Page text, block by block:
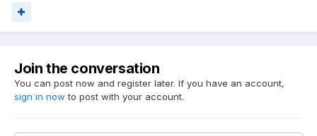
Join the conversation
You can post now and register later. If you have an account,
sign in now to post with your account.